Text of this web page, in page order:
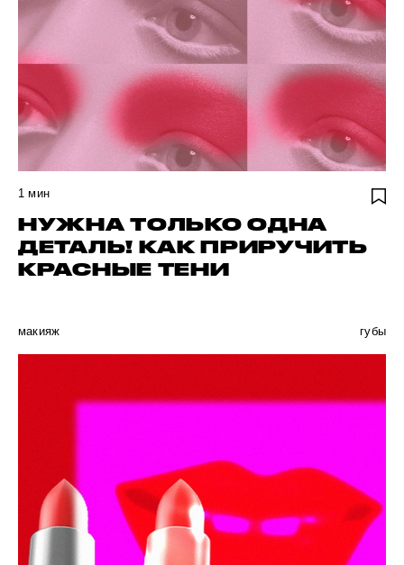
1 мин
НУЖНА ТОЛЬКО ОДНА
ДЕТАЛЬ! КАК ПРИРУЧИТЬ
КРАСНЫЕ ТЕНИ
макияж губы